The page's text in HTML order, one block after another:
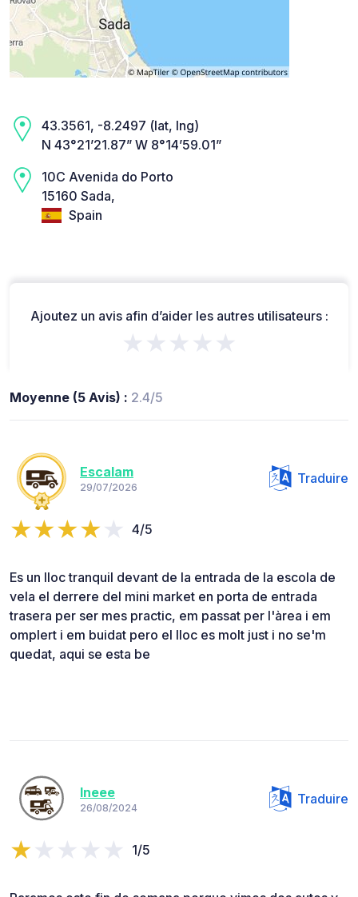
43.3561, -8.2497 (lat, lng)
N 43°21’21.87” W 8°14’59.01”
10C Avenida do Porto
15160 Sada,
Spain
Ajoutez un avis afin d’aider les autres utilisateurs :
★★★★★
Moyenne (5 Avis) : 2.4/5
Escalam
29/07/2026
Traduire
4/5
Es un lloc tranquil devant de la entrada de la escola de
vela el derrere del mini market en porta de entrada
trasera per ser mes practic, em passat per l'àrea i em
omplert i em buidat pero el lloc es molt just i no se'm
quedat, aqui se esta be
Ineee
26/08/2024
Traduire
1/5